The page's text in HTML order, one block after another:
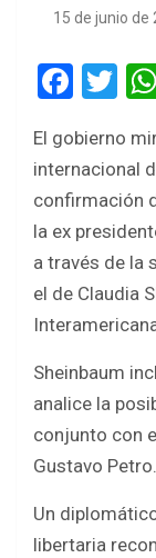
15 de junio de
F
ce
b
o
o
k
T
tt
er
El gobierno
internacional
confirmación
la ex
a través de la
el de Claudia
Sheinbaum
analice la
conjunto con
Gustavo Petro.
Un
libertaria